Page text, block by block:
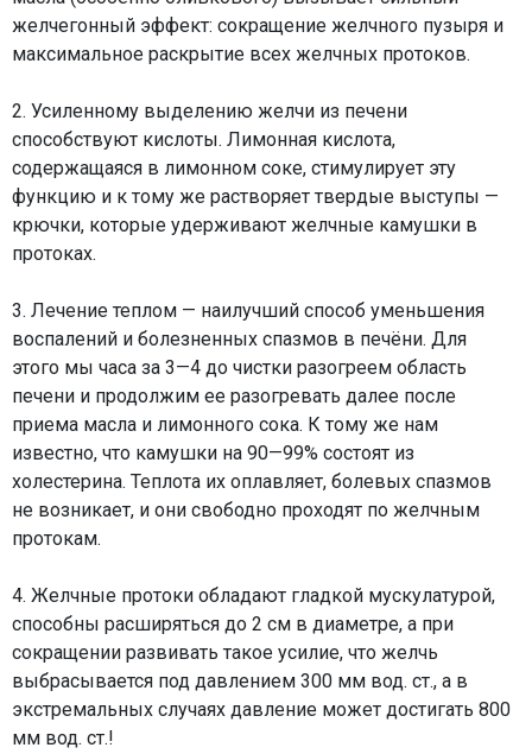
желчегонный эффект: сокращение желчного пузыря и
максимальное раскрытие всех желчных протоков.
2. Усиленному выделению желчи из печени
способствуют кислоты. Лимонная кислота,
содержащаяся в лимонном соке, стимулирует эту
функцию и к тому же растворяет твердые выступы —
крючки, которые удерживают желчные камушки в
протоках.
3. Лечение теплом — наилучший способ уменьшения
воспалений и болезненных спазмов в печёни. Для
этого мы часа за 3—4 до чистки разогреем область
печени и продолжим ее разогревать далее после
приема масла и лимонного сока. К тому же нам
известно, что камушки на 90—99% состоят из
холестерина. Теплота их оплавляет, болевых спазмов
не возникает, и они свободно проходят по желчным
протокам.
4. Желчные протоки обладают гладкой мускулатурой,
способны расширяться до 2 см в диаметре, а при
сокращении развивать такое усилие, что желчь
выбрасывается под давлением 300 мм вод. ст., а в
экстремальных случаях давление может достигать 800
мм вод. ст.!